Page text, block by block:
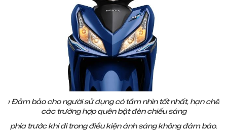
› Đảm bảo cho người sử dụng có tầm nhìn tốt nhất, hạn chế
các trường hợp quên bật đèn chiếu sáng
phía trước khi đi trong điều kiện ánh sáng không đảm bảo.